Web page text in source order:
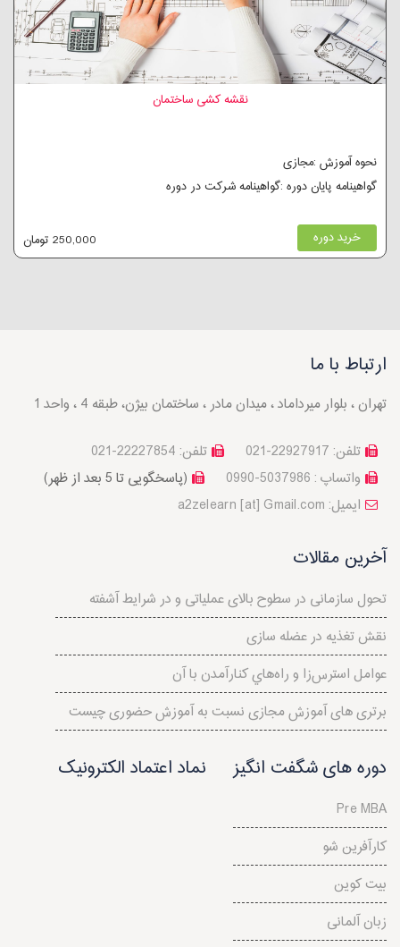
نقشه کشی ساختمان
نحوه آموزش :مجازی
گواهینامه پایان دوره :گواهینامه شرکت در دوره
خرید دوره 250,000 تومان
ارتباط با ما
تهران ، بلوار میرداماد ، میدان مادر ، ساختمان بیژن، طبقه 4 ، واحد 1
تلفن: 22227854-021
تلفن: 22927917-021
(پاسخگویی تا 5 بعد از ظهر)
واتساپ : 5037986-0990
a2zelearn [at] Gmail.com :ایمیل
آخرین مقالات
تحول سازمانی در سطوح بالای عملياتی و در شرايط آشفته
نقش تغذیه در عضله سازی
عوامل استرس‌‌زا و راه‌هاي کنارآمدن با آن
برتری های آموزش مجازی نسبت به آموزش حضوری چیست
دوره های شگفت انگیز
Pre MBA
کارآفرین شو
بیت کوین
زبان آلمانی
نماد اعتماد الکترونیک